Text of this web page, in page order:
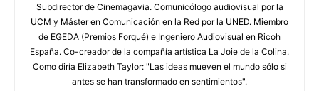
Subdirector de Cinemagavia. Comunicólogo audiovisual por la
UCM y Máster en Comunicación en la Red por la UNED. Miembro
de EGEDA (Premios Forqué) e Ingeniero Audiovisual en Ricoh
España. Co-creador de la compañía artística La Joie de la Colina.
Como diría Elizabeth Taylor: "Las ideas mueven el mundo sólo si
antes se han transformado en sentimientos".